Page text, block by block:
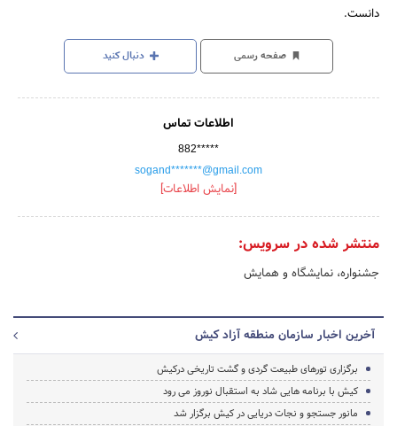
دانست.
صفحه رسمی دنبال کنید
اطلاعات تماس
882*****
sogand*******@gmail.com
[نمایش اطلاعات]
منتشر شده در سرویس:
جشنواره، نمایشگاه و همایش
آخرین اخبار سازمان منطقه آزاد کیش
برگزاری تورهای طبیعت گردی و گشت تاریخی درکیش
کیش با برنامه هایی شاد به استقبال نوروز می رود
مانور جستجو و نجات دریایی در کیش برگزار شد